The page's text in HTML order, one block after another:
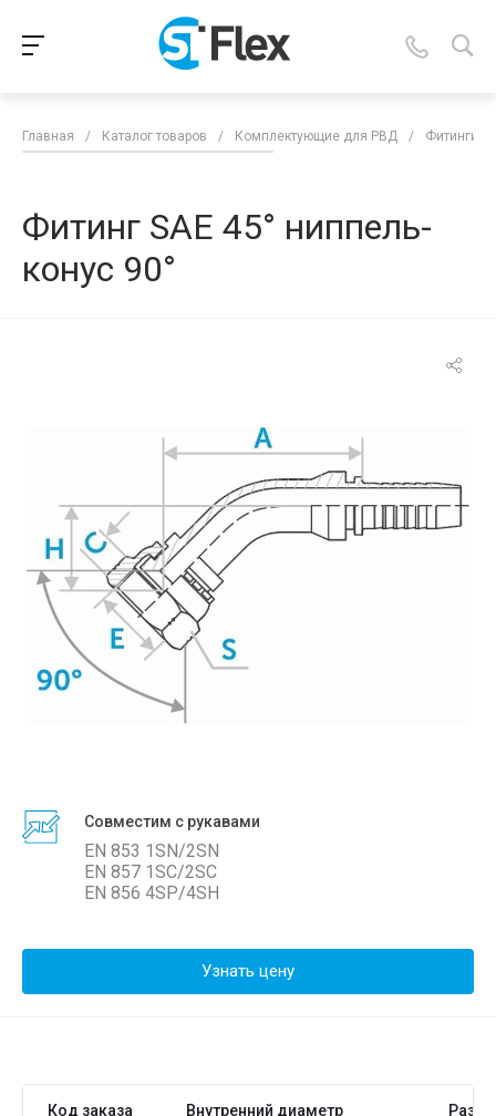
Главная / Каталог товаров / Комплектующие для РВД / Фитинги
Фитинг SAE 45° ниппель-
конус 90°
Совместим с рукавами
EN 853 1SN/2SN
EN 857 1SC/2SС
EN 856 4SP/4SH
Узнать цену
Код заказа Внутренний диаметр